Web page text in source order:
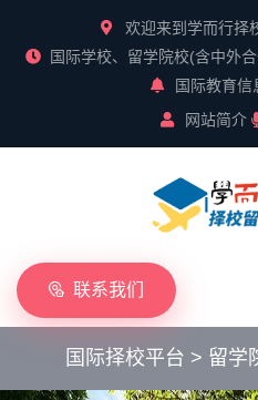
欢迎来到学而行择
国际学校、留学院校(含中外
国际教育信
网站简介
联系我们
国际择校平台 > 留学